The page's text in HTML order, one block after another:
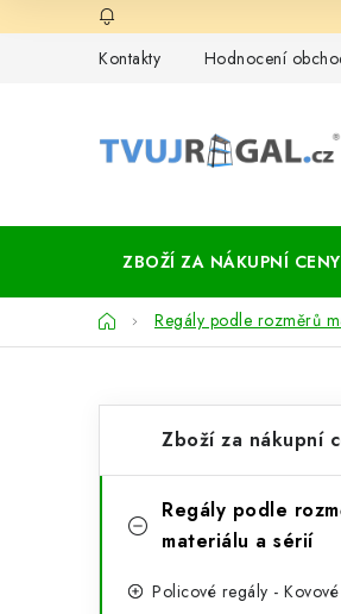
na
Kontakty
Hodnocení
ZBOŽÍ ZA NÁKUPNÍ CENY
DomůRegály podle rozměrů
okategorie
a
Zboží za nákupní
Regály podle
materiálu a sérií
Policové regály - Kovové